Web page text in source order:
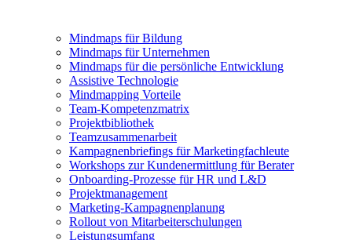
Mindmaps für Bildung
Mindmaps für Unternehmen
Mindmaps für die persönliche Entwicklung
Assistive Technologie
Mindmapping Vorteile
Team-Kompetenzmatrix
Projektbibliothek
Teamzusammenarbeit
Kampagnenbriefings für Marketingfachleute
Workshops zur Kundenermittlung für Berater
Onboarding-Prozesse für HR und L&D
Projektmanagement
Marketing-Kampagnenplanung
Rollout von Mitarbeiterschulungen
Leistungsumfang